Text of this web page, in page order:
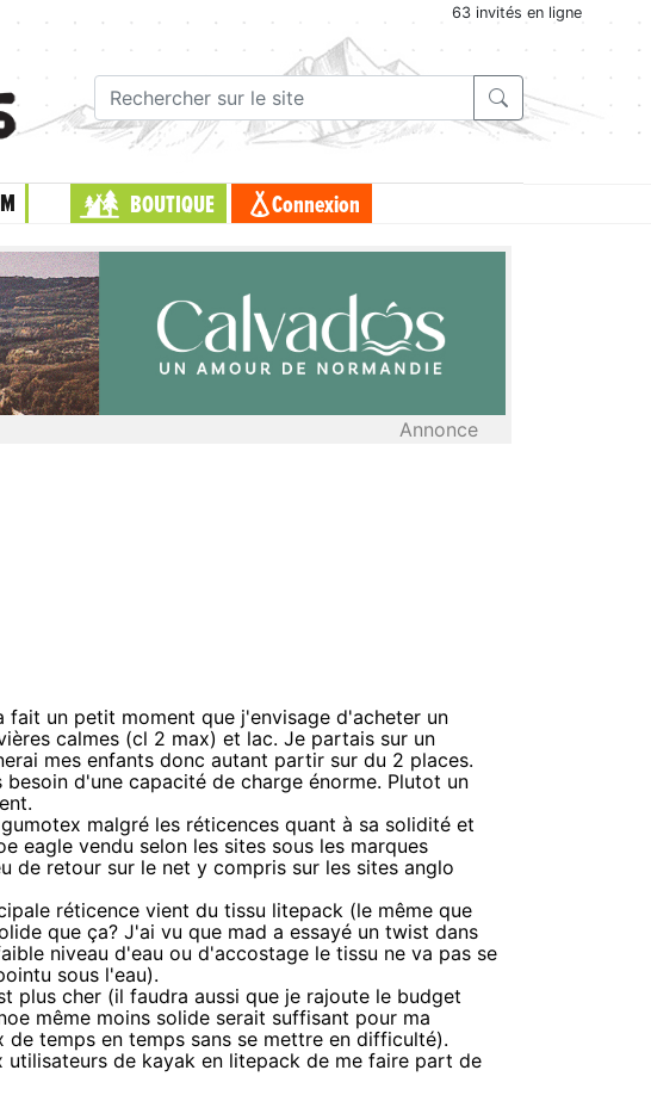
63 invités en ligne
BOUTIQUE Connexion
Annonce
un petit moment que j'envisage d'acheter un
calmes (cl 2 max) et lac. Je partais sur un
mes enfants donc autant partir sur du 2 places.
d'une capacité de charge énorme. Plutot un
malgré les réticences quant à sa solidité et
eagle vendu selon les sites sous les marques
de retour sur le net y compris sur les sites anglo
réticence vient du tissu litepack (le même que
que ça? J'ai vu que mad a essayé un twist dans
niveau d'eau ou d'accostage le tissu ne va pas se
sous l'eau).
plus cher (il faudra aussi que je rajoute le budget
même moins solide serait suffisant pour ma
de temps en temps sans se mettre en difficulté).
de kayak en litepack de me faire part de